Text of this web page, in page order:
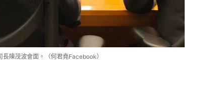
陳茂波會面。（何君堯Facebook）